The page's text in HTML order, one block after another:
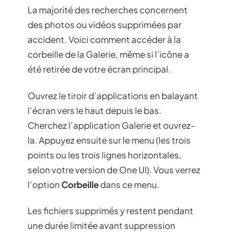
La majorité des recherches concernent
des photos ou vidéos supprimées par
accident. Voici comment accéder à la
corbeille de la Galerie, même si l’icône a
été retirée de votre écran principal.
Ouvrez le tiroir d’applications en balayant
l’écran vers le haut depuis le bas.
Cherchez l’application Galerie et ouvrez-
la. Appuyez ensuite sur le menu (les trois
points ou les trois lignes horizontales,
selon votre version de One UI). Vous verrez
l’optionCorbeilledans ce menu.
Les fichiers supprimés y restent pendant
une durée limitée avant suppression